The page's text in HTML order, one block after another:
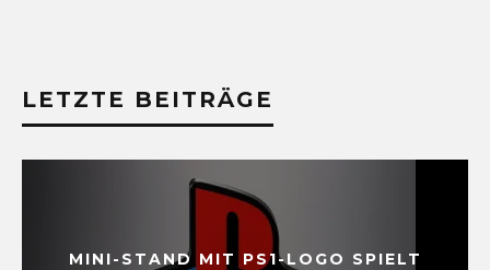
LETZTE BEITRÄGE
MINI-STAND MIT PS1-LOGO SPIELT